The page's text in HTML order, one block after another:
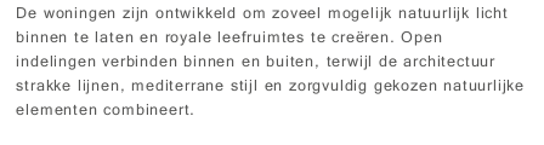
De woningen zijn ontwikkeld om zoveel mogelijk natuurlijk licht
binnen te laten en royale leefruimtes te creëren. Open
indelingen verbinden binnen en buiten, terwijl de architectuur
strakke lijnen, mediterrane stijl en zorgvuldig gekozen natuurlijke
elementen combineert.